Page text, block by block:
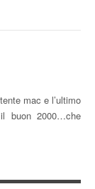
mac e l’ultimo
buon 2000…che